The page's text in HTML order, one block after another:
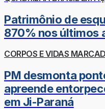
Patrimônio de
870% nos últimos
CORPOS E VIDAS
PM desmonta
apreende
em Ji-Paraná